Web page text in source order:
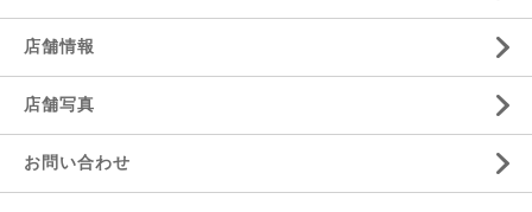
店舗情報
店舗写真
お問い合わせ